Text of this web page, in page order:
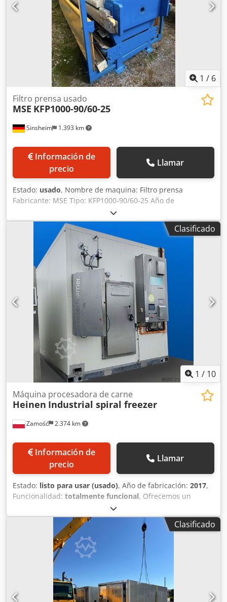
1 / 6
Sinsheim 1.393 km
Filtro prensa usado
MSE KFP1000-90/60-25
Información de
precio
Llamar
Estado: usado, Nombre de maquina: Filtro prensa
Fabricante: MSE Tipo: KFP1000-90/60-25 Año de
fabricación: 2010 Tipo de construcción: Prensa de vigas
laterales Presión del filtro: 15 bar Contenido del filtro:
Aproximadamente 1177 litros (ampliable a 1766 litros)
Salida: Abierto Área de filtrado: Aproximadamente 101 m2
(ampliable a 152 m2) Tamaño Placas: 1000 x 1000 mm
Número placas: 60 (ampliable a 90) Material de placas:
Polipropileno Transporte placa: Automático Csdpfxermmp
Ij Ah Seha Sistema lavado telas: No Espesor de torta: 25
mm Fuerza de cierre: 350 bar Dimensiones: Largo 7900 x
ancho 1950 x alto 2000 mm Peso en vacío:
aproximadamente 1400 kg Documentación técnica: Si
Accesorios: Bandejas de goteo, 25 placas de repuesto,
armario de control, sistema hidráulico, barrera de luz.
Condición: Usado Precio: Bajo demanda
Clasificado
1 / 10
Zamość 2.374 km
Máquina procesadora de carne
Heinen Industrial spiral freezer
Información de
precio
Llamar
Estado: listo para usar (usado), Año de fabricación: 2017,
Funcionalidad: totalmente funcional, Ofrecemos un
congelador en espiral industrial HEINEN Spiral Freezer
equipado con su cuadro eléctrico original, fabricado en
2017. Este equipo moderno está diseñado para la
congelación rápida de productos alimenticios, ideal para
plantas cárnicas, de aves, pescado y panadería, así como
para productores de comidas preparadas. El congelador
en espiral proporciona alta capacidad con un espacio
reducido, gracias a su cinta transportadora en espiral de
múltiples niveles. El HEINEN Spiral Freezer funciona a
Clasificado